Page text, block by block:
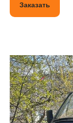
Заказать